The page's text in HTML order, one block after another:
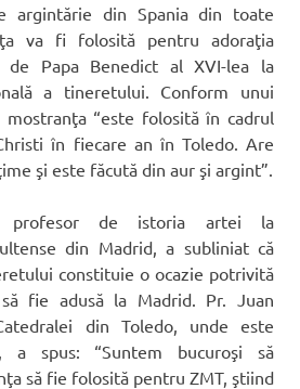
argintărie din Spania din toate
va fi folosită pentru adoraţia
de Papa Benedict al XVI-lea la
a tineretului. Conform unui
mostranţa “este folosită în cadrul
în fiecare an în Toledo. Are
şi este făcută din aur şi argint”.
profesor de istoria artei la
din Madrid, a subliniat că
constituie o ocazie potrivită
fie adusă la Madrid. Pr. Juan
din Toledo, unde este
a spus: “Suntem bucuroşi să
să fie folosită pentru ZMT, ştiind